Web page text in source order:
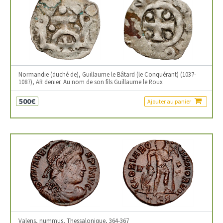
Normandie (duché de), Guillaume le Bâtard (le Conquérant) (1037-
1087), AR denier. Au nom de son fils Guillaume le Roux
500€ Ajouter au panier
Valens, nummus, Thessalonique, 364-367